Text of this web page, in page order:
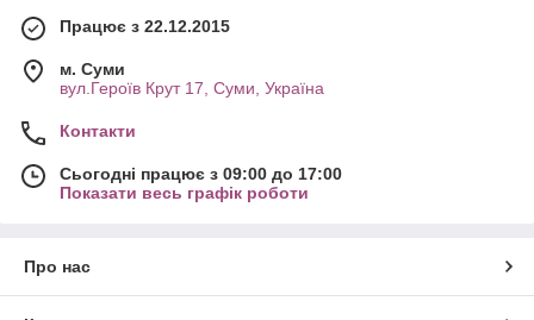
Працює з 22.12.2015
м. Суми
вул.Героїв Крут 17, Суми, Україна
Контакти
Сьогодні працює з 09:00 до 17:00
Показати весь графік роботи
Про нас